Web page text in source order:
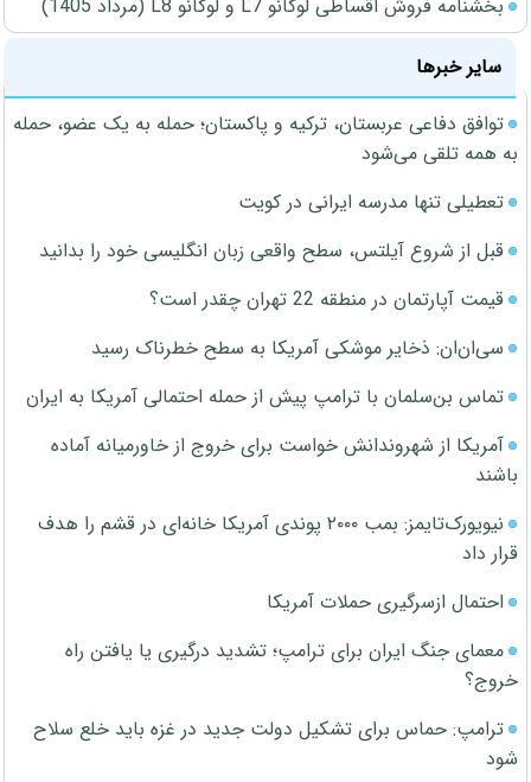
بخشنامه فروش اقساطی لوکانو L7 و لوکانو L8 (مرداد 1405)
سایر خبرها
توافق دفاعی عربستان، ترکیه و پاکستان؛ حمله به یک عضو، حمله
به همه تلقی می‌شود
تعطیلی تنها مدرسه ایرانی در کویت
قبل از شروع آیلتس، سطح واقعی زبان انگلیسی خود را بدانید
قیمت آپارتمان در منطقه 22 تهران چقدر است؟
سی‌ان‌ان: ذخایر موشکی آمریکا به سطح خطرناک رسید
تماس بن‌سلمان با ترامپ پیش از حمله احتمالی آمریکا به ایران
آمریکا از شهروندانش خواست برای خروج از خاورمیانه آماده
باشند
نیویورک‌تایمز: بمب ۲۰۰۰ پوندی آمریکا خانه‌ای در قشم را هدف
قرار داد
احتمال ازسرگیری حملات آمریکا
معمای جنگ ایران برای ترامپ؛ تشدید درگیری یا یافتن راه
خروج؟
ترامپ: حماس برای تشکیل دولت جدید در غزه باید خلع سلاح
شود